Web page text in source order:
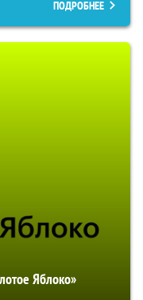
ПОДРОБНЕЕ
Яблоко»